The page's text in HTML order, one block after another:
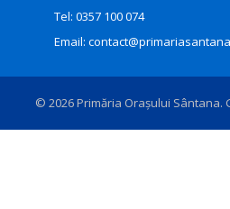
Tel: 0357 100 074
Email:
© 2026 Primăria Orașului Sântana.